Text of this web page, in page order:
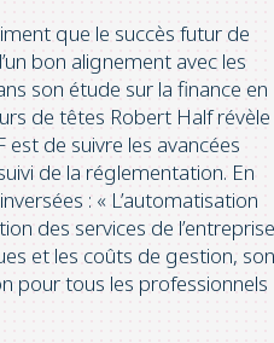
que le succès futur de
bon alignement avec les
son étude sur la finance en
de têtes Robert Half révèle
est de suivre les avancées
de la réglementation. En
: « L’automatisation
des services de
et les coûts de gestion,
pour tous les professionnels